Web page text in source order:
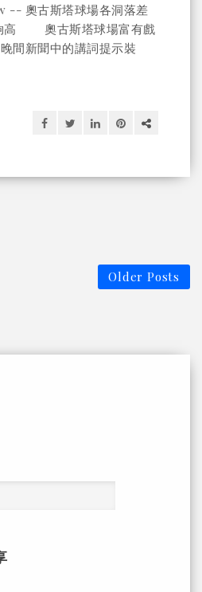
-- 奧古斯塔球場各洞落差
高 奧古斯塔球場富有戲
間新聞中的講詞提示裝
Older Posts